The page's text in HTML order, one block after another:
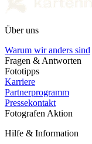
Über uns
Warum wir anders sind
Fragen & Antworten
Fototipps
Karriere
Partnerprogramm
Pressekontakt
Fotografen Aktion
Hilfe & Information